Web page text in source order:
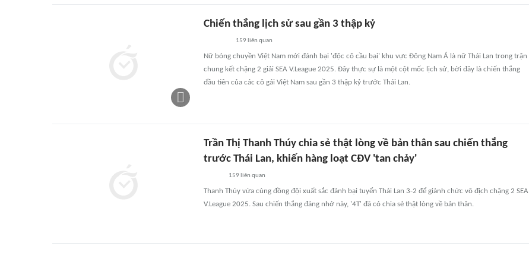
Chiến thắng lịch sử sau gần 3 thập kỷ
159 liên quan
Nữ bóng chuyền Việt Nam mới đánh bại 'độc cô cầu bại' khu vực Đông Nam Á là nữ Thái Lan trong trận
chung kết chặng 2 giải SEA V.League 2025. Đây thực sự là một cột mốc lịch sử, bời đây là chiến thắng
đầu tiên của các cô gái Việt Nam sau gần 3 thập kỷ trước Thái Lan.
Trần Thị Thanh Thúy chia sẻ thật lòng về bản thân sau chiến thắng
trước Thái Lan, khiến hàng loạt CĐV 'tan chảy'
159 liên quan
Thanh Thúy vừa cùng đồng đội xuất sắc đánh bại tuyển Thái Lan 3-2 để giành chức vô địch chặng 2 SEA
V.League 2025. Sau chiến thắng đáng nhớ này, '4T' đã có chia sẻ thật lòng về bản thân.